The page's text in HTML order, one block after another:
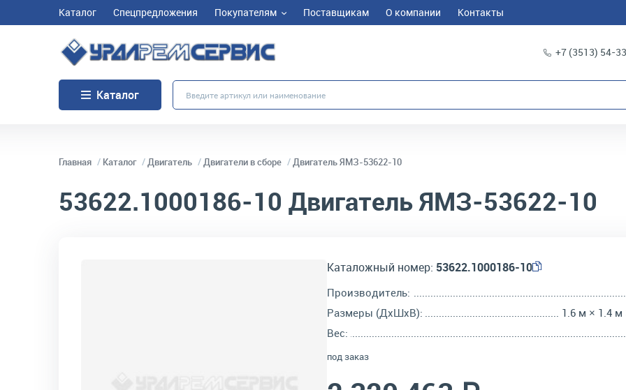
Каталог Спецпредложения Покупателям Поставщикам О компании Контакты
+7 (3513) 54-
Каталог
Главная Каталог Двигатель Двигатели в сборе Двигатель ЯМЗ-53622-10
53622.1000186-10 Двигатель ЯМЗ-53622-10
Каталожный номер: 53622.1000186-10
Производитель:
Размеры (ДхШхВ):
1.6 м × 1.4 м
Вес:
под заказ